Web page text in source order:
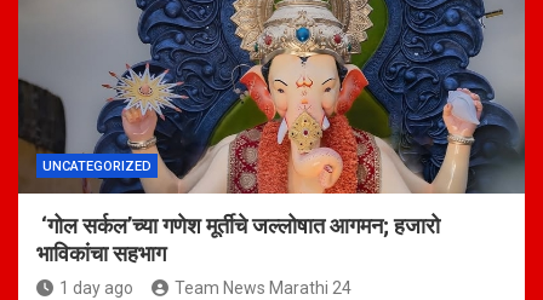
UNCATEGORIZED
‘गोल सर्कल’च्या गणेश मूर्तीचे जल्लोषात आगमन; हजारो
भाविकांचा सहभाग
1 day ago Team News Marathi 24